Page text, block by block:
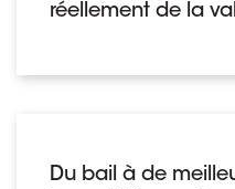
réellement de la
Du bail à de